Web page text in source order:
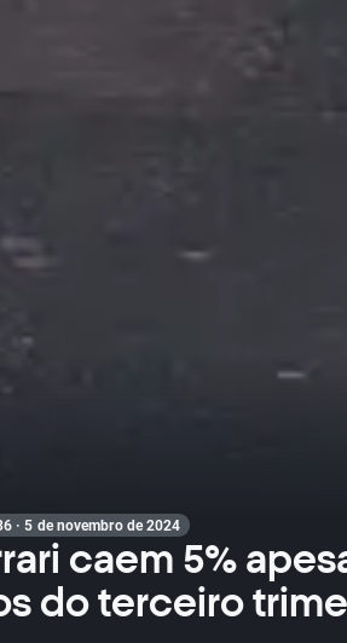
· 5 de novembro de 2024
caem 5%
do terceiro